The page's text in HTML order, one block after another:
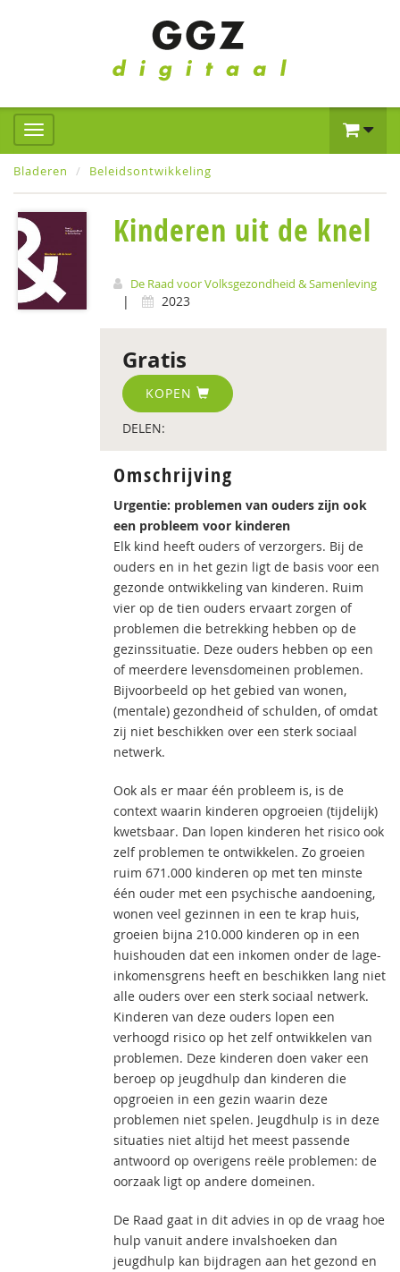
Bladeren Beleidsontwikkeling
Kinderen uit de knel
De Raad voor Volksgezondheid & Samenleving
| 2023
Gratis
KOPEN
DELEN:
Omschrijving
Urgentie: problemen van ouders zijn ook
een probleem voor kinderen
Elk kind heeft ouders of verzorgers. Bij de
ouders en in het gezin ligt de basis voor een
gezonde ontwikkeling van kinderen. Ruim
vier op de tien ouders ervaart zorgen of
problemen die betrekking hebben op de
gezinssituatie. Deze ouders hebben op een
of meerdere levensdomeinen problemen.
Bijvoorbeeld op het gebied van wonen,
(mentale) gezondheid of schulden, of omdat
zij niet beschikken over een sterk sociaal
netwerk.
Ook als er maar één probleem is, is de
context waarin kinderen opgroeien (tijdelijk)
kwetsbaar. Dan lopen kinderen het risico ook
zelf problemen te ontwikkelen. Zo groeien
ruim 671.000 kinderen op met ten minste
één ouder met een psychische aandoening,
wonen veel gezinnen in een te krap huis,
groeien bijna 210.000 kinderen op in een
huishouden dat een inkomen onder de lage-
inkomensgrens heeft en beschikken lang niet
alle ouders over een sterk sociaal netwerk.
Kinderen van deze ouders lopen een
verhoogd risico op het zelf ontwikkelen van
problemen. Deze kinderen doen vaker een
beroep op jeugdhulp dan kinderen die
opgroeien in een gezin waarin deze
problemen niet spelen. Jeugdhulp is in deze
situaties niet altijd het meest passende
antwoord op overigens reële problemen: de
oorzaak ligt op andere domeinen.
De Raad gaat in dit advies in op de vraag hoe
hulp vanuit andere invalshoeken dan
jeugdhulp kan bijdragen aan het gezond en